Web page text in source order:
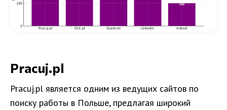
Pracuj.pl
Pracuj.pl является одним из ведущих сайтов по
поиску работы в Польше, предлагая широкий